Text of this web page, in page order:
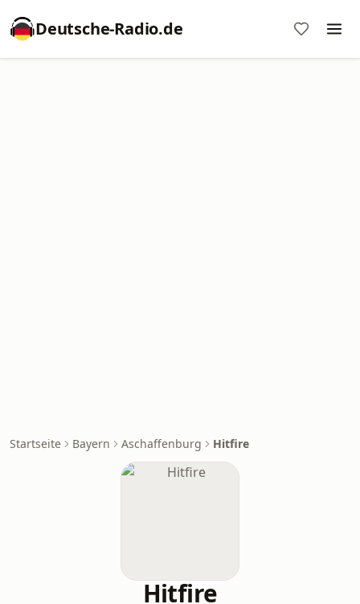
Deutsche-Radio.de
Startseite Bayern Aschaffenburg Hitfire
Hitfire